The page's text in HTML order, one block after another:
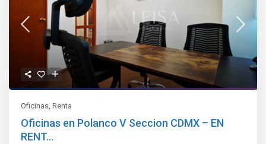
Oficinas,Renta
Oficinas en Polanco V Seccion CDMX – EN
RENT...